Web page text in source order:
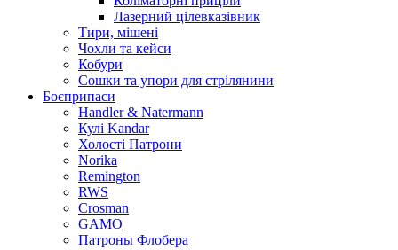
Лазерний цілевказівник
Тири, мішені
Чохли та кейси
Кобури
Сошки та упори для стрілянини
Боєприпаси
Handler & Natermann
Кулі Kandar
Холості Патрони
Norika
Remington
RWS
Crosman
GAMO
Патроны Флобера